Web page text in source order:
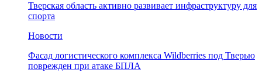
Тверская область активно развивает инфраструктуру для
спорта
Новости
Фасад логистического комплекса Wildberries под Тверью
поврежден при атаке БПЛА